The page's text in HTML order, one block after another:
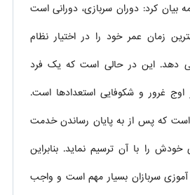
بیان کرد: دوران سربازی، دورانی است
زمان عمر خود را در اختیار نظام
­دهد. این در حالی است که یک فرد
اوج غرور و شکوفایی استعدادها است.
است که پس از به پایان رساندن خدمت
خودش را با آن ترسیم نماید. بنابراین
آموزی سربازان بسیار مهم است و واجب